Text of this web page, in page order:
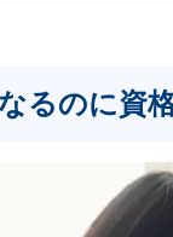
るのに資